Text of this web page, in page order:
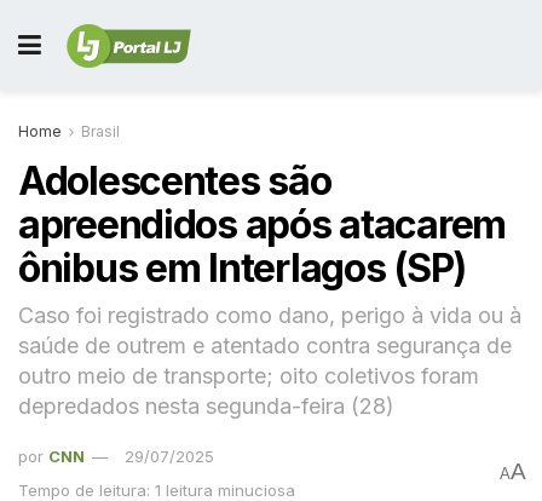
Home Brasil
Adolescentes são
apreendidos após atacarem
ônibus em Interlagos (SP)
Caso foi registrado como dano, perigo à vida ou à
saúde de outrem e atentado contra segurança de
outro meio de transporte; oito coletivos foram
depredados nesta segunda-feira (28)
por CNN
29/07/2025
Tempo de leitura: 1 leitura minuciosa
AA